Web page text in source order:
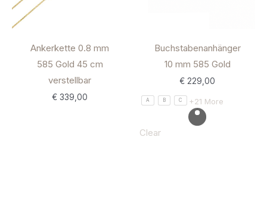
Ankerkette 0.8 mm
585 Gold 45 cm
verstellbar
€ 339,00
Buchstabenanhänger
10 mm 585 Gold
€ 229,00
A B C +21 More
Clear